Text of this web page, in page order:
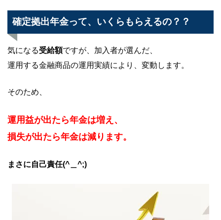
確定拠出年金って、いくらもらえるの？？
気になる受給額ですが、加入者が選んだ、
運用する金融商品の運用実績により、変動します。
そのため、
運用益が出たら年金は増え、
損失が出たら年金は減ります。
まさに自己責任(^＿^;)